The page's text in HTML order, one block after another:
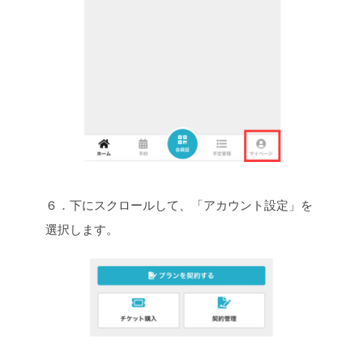
６．下にスクロールして、「アカウント設定」を
選択します。